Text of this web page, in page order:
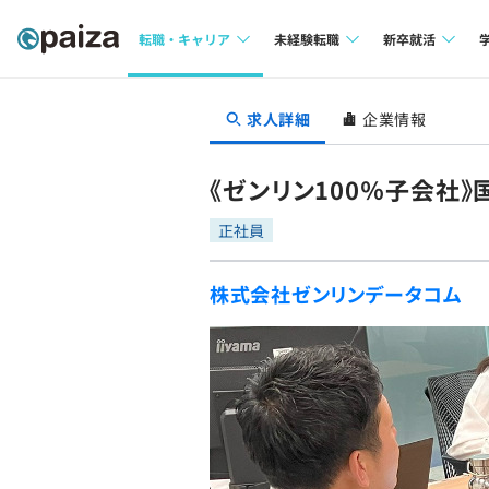
転職・キャリア
転職成功ガイド
転職エージェント
未経験転職
求人検索
転職成功ガイド
新卒就活
本選考
インターン
イベント・セ
就活成功ガイド
求人詳細 企業情報
《ゼンリン100％子会社
正社員
株式会社ゼンリンデータコム